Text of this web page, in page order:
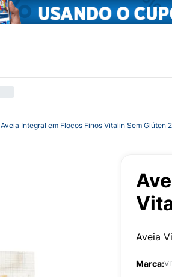
Aveia Integral em Flocos Finos Vitalin Sem Glúten
Aveia
Marca: